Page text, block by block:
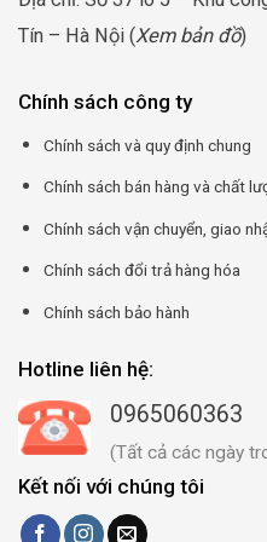
Tín – Hà Nội (Xem bản đồ)
Chính sách công ty
Chính sách và quy định chung
Chính sách bán hàng và chất
Chính sách vận chuyển, giao
Chính sách đổi trả hàng hóa
Chính sách bảo hành
Hotline liên hệ:
0965060363
(Tất cả các ngày
Kết nối với chúng tôi